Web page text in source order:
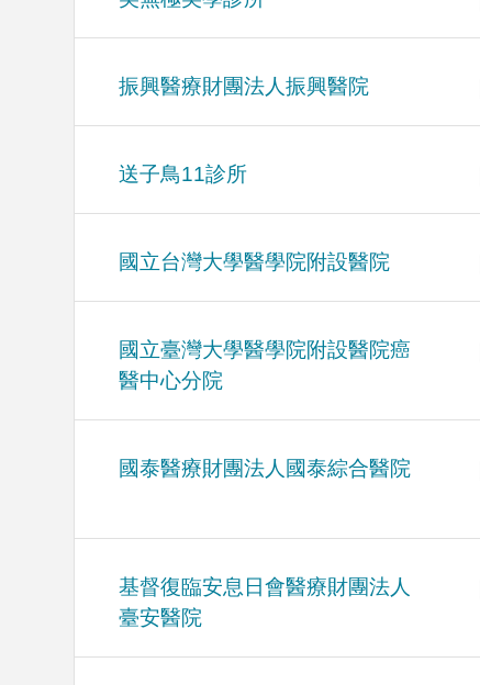
振興醫療財團法人振興醫院
送子鳥11診所
國立台灣大學醫學院附設醫院
國立臺灣大學醫學院附設醫院癌
醫中心分院
國泰醫療財團法人國泰綜合醫院
基督復臨安息日會醫療財團法人
臺安醫院